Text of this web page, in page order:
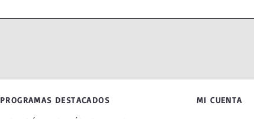
PROGRAMAS DESTACADOS MI CUENTA